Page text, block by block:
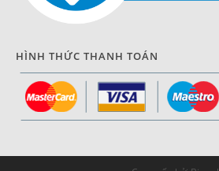
HÌNH THỨC THANH TOÁN